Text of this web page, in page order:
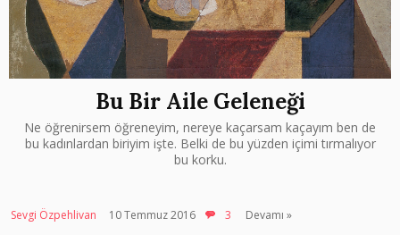
Bu Bir Aile Geleneği
Ne öğrenirsem öğreneyim, nereye kaçarsam kaçayım ben de
bu kadınlardan biriyim işte. Belki de bu yüzden içimi tırmalıyor
bu korku.
Sevgi Özpehlivan 10 Temmuz 2016 3 Devamı »